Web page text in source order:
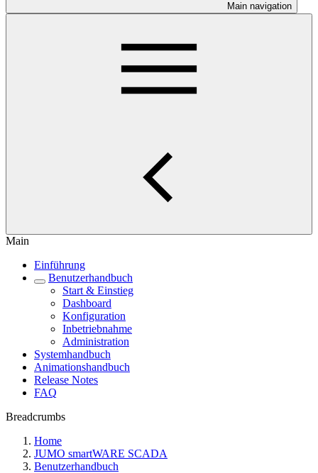
Main navigation
Main
Einführung
Benutzerhandbuch
Start & Einstieg
Dashboard
Konfiguration
Inbetriebnahme
Administration
Systemhandbuch
Animationshandbuch
Release Notes
FAQ
Breadcrumbs
Home
JUMO smartWARE SCADA
Benutzerhandbuch